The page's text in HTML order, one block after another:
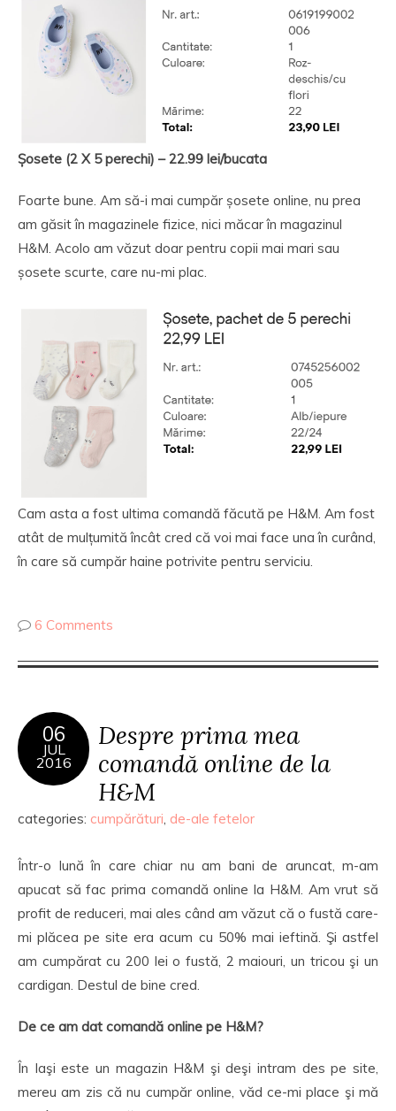
Șosete (2 X 5 perechi) – 22.99 lei/bucata
Foarte bune. Am să-i mai cumpăr șosete online, nu prea
am găsit în magazinele fizice, nici măcar în magazinul
H&M. Acolo am văzut doar pentru copii mai mari sau
șosete scurte, care nu-mi plac.
Cam asta a fost ultima comandă făcută pe H&M. Am fost
atât de mulțumită încât cred că voi mai face una în curând,
în care să cumpăr haine potrivite pentru serviciu.
6 Comments
06
JUL
2016
Despre prima mea
comandă online de la
H&M
categories: cumpărături, de-ale fetelor
Într-o lună în care chiar nu am bani de aruncat, m-am
apucat să fac prima comandă online la H&M. Am vrut să
profit de reduceri, mai ales când am văzut că o fustă care-
mi plăcea pe site era acum cu 50% mai ieftină. Şi astfel
am cumpărat cu 200 lei o fustă, 2 maiouri, un tricou şi un
cardigan. Destul de bine cred.
De ce am dat comandă online pe H&M?
În Iaşi este un magazin H&M şi deşi intram des pe site,
mereu am zis că nu cumpăr online, văd ce-mi place şi mă